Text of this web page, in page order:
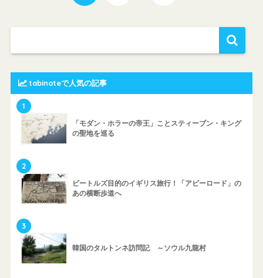
tabinoteで人気の記事
1
「モダン・ホラーの帝王」ことスティーブン・キング
の聖地を巡る
2
ビートルズ目的のイギリス旅行！「アビーロード」の
あの横断歩道へ
3
韓国のタルトンネ訪問記 ～ソウル九龍村